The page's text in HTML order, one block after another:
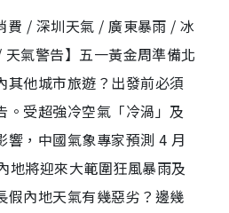
費 / 深圳天氣 / 廣東暴雨 / 冰
氣警告】五一黃金周準備北
其他城市旅遊？出發前必須
。受超強冷空氣「冷渦」及
響，中國氣象專家預測 4 月
地將迎來大範圍狂風暴雨及
假內地天氣有幾惡劣？邊幾